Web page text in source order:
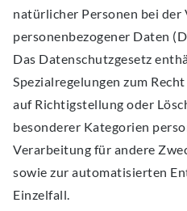
natürlicher Personen bei der
personenbezogener Daten
Das Datenschutzgesetz
Spezialregelungen zum
auf Richtigstellung oder
besonderer Kategorien
Verarbeitung für andere
sowie zur automatisierten
Einzelfall.